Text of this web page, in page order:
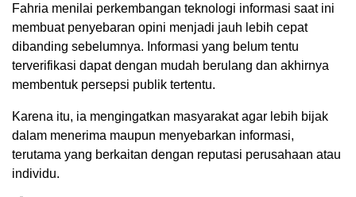
Fahria menilai perkembangan teknologi informasi saat ini
membuat penyebaran opini menjadi jauh lebih cepat
dibanding sebelumnya. Informasi yang belum tentu
terverifikasi dapat dengan mudah berulang dan akhirnya
membentuk persepsi publik tertentu.
Karena itu, ia mengingatkan masyarakat agar lebih bijak
dalam menerima maupun menyebarkan informasi,
terutama yang berkaitan dengan reputasi perusahaan atau
individu.